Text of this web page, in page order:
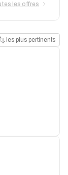
les offres
les plus pertinents